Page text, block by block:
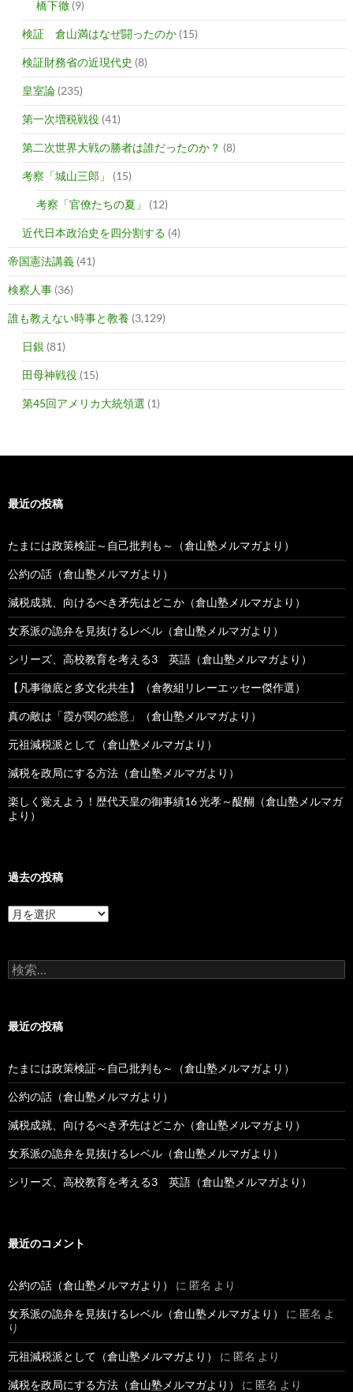
橋下徹 (9)
検証 倉山満はなぜ闘ったのか (15)
検証財務省の近現代史 (8)
皇室論 (235)
第一次増税戦役 (41)
第二次世界大戦の勝者は誰だったのか？ (8)
考察「城山三郎」 (15)
考察「官僚たちの夏」 (12)
近代日本政治史を四分割する (4)
帝国憲法講義 (41)
検察人事 (36)
誰も教えない時事と教養 (3,129)
日銀 (81)
田母神戦役 (15)
第45回アメリカ大統領選 (1)
最近の投稿
たまには政策検証～自己批判も～（倉山塾メルマガより）
公約の話（倉山塾メルマガより）
減税成就、向けるべき矛先はどこか（倉山塾メルマガより）
女系派の詭弁を見抜けるレベル（倉山塾メルマガより）
シリーズ、高校教育を考える3 英語（倉山塾メルマガより）
【凡事徹底と多文化共生】（倉教組リレーエッセー傑作選）
真の敵は「霞が関の総意」（倉山塾メルマガより）
元祖減税派として（倉山塾メルマガより）
減税を政局にする方法（倉山塾メルマガより）
楽しく覚えよう！歴代天皇の御事績16 光孝～醍醐（倉山塾メルマガ
より）
過去の投稿
過
去
稿
検
索:
最近の投稿
たまには政策検証～自己批判も～（倉山塾メルマガより）
公約の話（倉山塾メルマガより）
減税成就、向けるべき矛先はどこか（倉山塾メルマガより）
女系派の詭弁を見抜けるレベル（倉山塾メルマガより）
シリーズ、高校教育を考える3 英語（倉山塾メルマガより）
最近のコメント
公約の話（倉山塾メルマガより） に 匿名 より
女系派の詭弁を見抜けるレベル（倉山塾メルマガより） に 匿名 よ
り
元祖減税派として（倉山塾メルマガより） に 匿名 より
減税を政局にする方法（倉山塾メルマガより） に 匿名 より